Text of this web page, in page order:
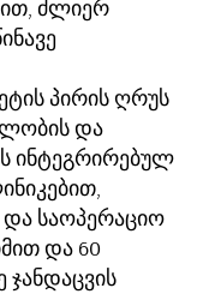
ძლიერ
პირის ღრუს
და
ინტეგრირებულ
საოპერაციო
და 60